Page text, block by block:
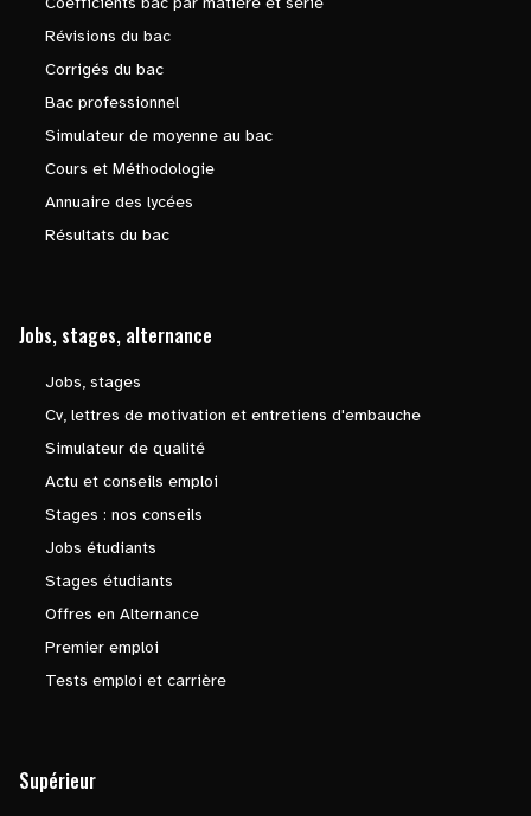
Révisions du bac
Corrigés du bac
Bac professionnel
Simulateur de moyenne au bac
Cours et Méthodologie
Annuaire des lycées
Résultats du bac
Jobs, stages, alternance
Jobs, stages
Cv, lettres de motivation et entretiens d'embauche
Simulateur de qualité
Actu et conseils emploi
Stages : nos conseils
Jobs étudiants
Stages étudiants
Offres en Alternance
Premier emploi
Tests emploi et carrière
Supérieur